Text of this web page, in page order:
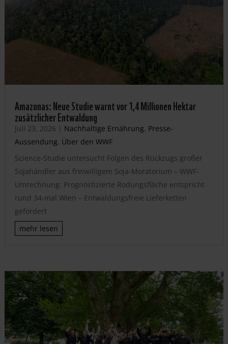
Amazonas: Neue Studie warnt vor 1,4 Millionen Hektar
zusätzlicher Entwaldung
Juli 23, 2026 | Nachhaltige Ernährung, Presse-
Aussendung, Über den WWF
Science-Studie untersucht Folgen des Rückzugs großer
Sojahändler aus freiwilligem Soja-Moratorium – WWF-
Umrechnung: Prognostizierte Rodungsfläche entspricht
rund 34-mal Wien – Entwaldungsfreie Lieferketten
gefordert
mehr lesen